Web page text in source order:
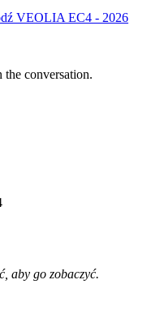
VEOLIA EC4 - 2026
the conversation.
aby go zobaczyć.